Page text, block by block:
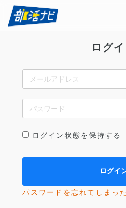
ログ
ログイン状態を保持する
パスワードを忘れてしまっ